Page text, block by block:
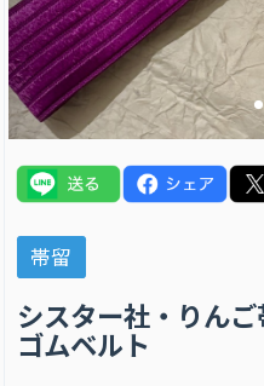
帯留
シスター社・りん
ゴムベルト